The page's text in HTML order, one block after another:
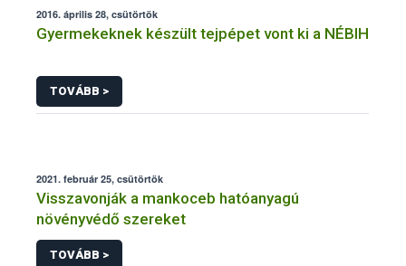
2016. április 28, csütörtök
Gyermekeknek készült tejpépet vont ki a NÉBIH
TOVÁBB >
2021. február 25, csütörtök
Visszavonják a mankoceb hatóanyagú
növényvédő szereket
TOVÁBB >